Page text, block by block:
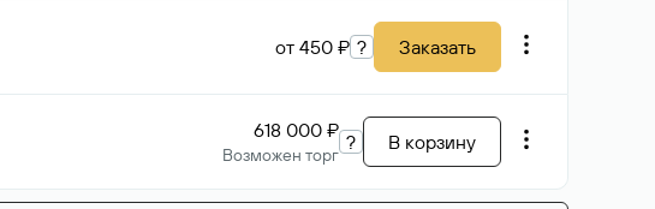
от 450 ₽ ? Заказать
618 000 ₽
Возможен торг
? В корзину